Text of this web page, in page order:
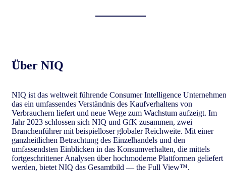
Über NIQ
NIQ ist das weltweit führende Consumer Intelligence
das ein umfassendes Verständnis des Kaufverhaltens von
Verbrauchern liefert und neue Wege zum Wachstum aufzeigt. Im
Jahr 2023 schlossen sich NIQ und GfK zusammen, zwei
Branchenführer mit beispielloser globaler Reichweite. Mit einer
ganzheitlichen Betrachtung des Einzelhandels und den
umfassendsten Einblicken in das Konsumverhalten, die mittels
fortgeschrittener Analysen über hochmoderne Plattformen geliefert
werden, bietet NIQ das Gesamtbild — the Full View™.